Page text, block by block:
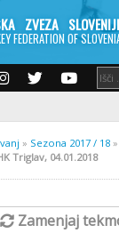
ZVEZA
FEDERATION OF
» Sezona 2017 / 18 »
Triglav, 04.01.2018
Zamenjaj